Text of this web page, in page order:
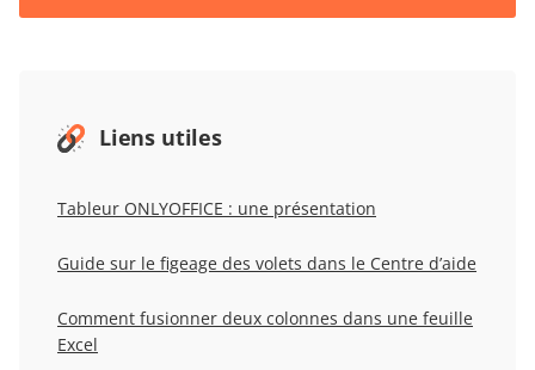
Liens utiles
Tableur ONLYOFFICE : une présentation
Guide sur le figeage des volets dans le Centre d’aide
Comment fusionner deux colonnes dans une feuille
Excel